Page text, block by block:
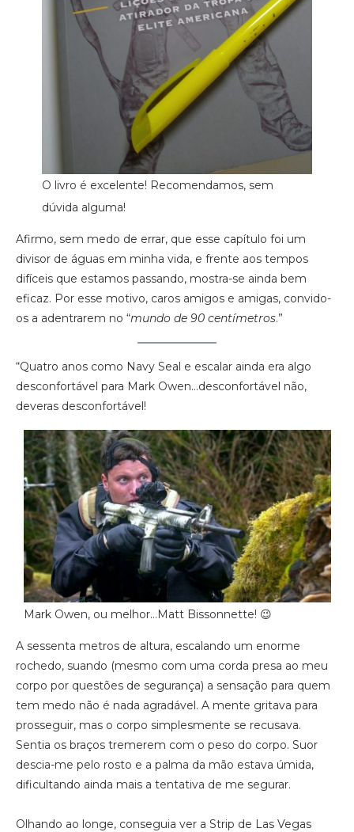
O livro é excelente! Recomendamos, sem
dúvida alguma!
Afirmo, sem medo de errar, que esse capítulo foi um
divisor de águas em minha vida, e frente aos tempos
difíceis que estamos passando, mostra-se ainda bem
eficaz. Por esse motivo, caros amigos e amigas, convido-
os a adentrarem no “mundo de 90 centímetros.”
“Quatro anos como Navy Seal e escalar ainda era algo
desconfortável para Mark Owen…desconfortável não,
deveras desconfortável!
Mark Owen, ou melhor…Matt Bissonnette! 😉
A sessenta metros de altura, escalando um enorme
rochedo, suando (mesmo com uma corda presa ao meu
corpo por questões de segurança) a sensação para quem
tem medo não é nada agradável. A mente gritava para
prosseguir, mas o corpo simplesmente se recusava.
Sentia os braços tremerem com o peso do corpo. Suor
descia-me pelo rosto e a palma da mão estava úmida,
dificultando ainda mais a tentativa de me segurar.
Olhando ao longe, conseguia ver a Strip de Las Vegas